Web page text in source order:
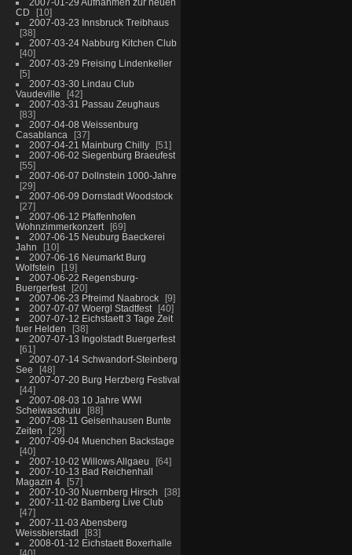
CD
10
2007-03-23 Innsbruck Treibhaus
38
2007-03-24 Nabburg Kitchen Club
40
2007-03-29 Freising Lindenkeller
5
2007-03-30 Lindau Club
Vaudeville
42
2007-03-31 Passau Zeughaus
83
2007-04-08 Weissenburg
Casablanca
37
2007-04-21 Mainburg Chilly
51
2007-06-02 Siegenburg Braeufest
55
2007-06-07 Dollnstein 1000-Jahre
29
2007-06-09 Dornstadt Woodstock
27
2007-06-12 Pfaffenhofen
Wohnzimmerkonzert
69
2007-06-15 Neuburg Baeckerei
Jahn
10
2007-06-16 Neumarkt Burg
Wolfstein
19
2007-06-22 Regensburg-
Buergerfest
20
2007-06-23 Pfreimd Naabrock
9
2007-07-07 Woergl Stadtfest
40
2007-07-12 Eichstaett 3 Tage Zeit
fuer Helden
38
2007-07-13 Ingolstadt Buergerfest
61
2007-07-14 Schwandorf-Steinberg
See
48
2007-07-20 Burg Herzberg Festival
44
2007-08-03 10 Jahre WWI
Scheiwaschuiu
88
2007-08-11 Geisenhausen Bunte
Zeiten
29
2007-09-04 Muenchen Backstage
40
2007-10-02 Willows Allgaeu
64
2007-10-13 Bad Reichenhall
Magazin 4
57
2007-10-30 Nuernberg Hirsch
38
2007-11-02 Bamberg Live Club
47
2007-11-03 Abensberg
Weissbierstadl
83
2008-01-12 Eichstaett Boxerhalle
40